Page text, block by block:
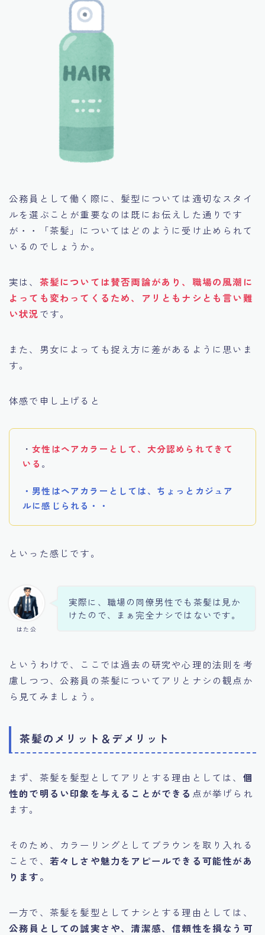
公務員として働く際に、髪型については適切なスタイ
ルを選ぶことが重要なのは既にお伝えした通りです
が・・「茶髪」についてはどのように受け止められて
いるのでしょうか。
実は、 茶髪については賛否両論があり、職場の風潮に
よっても変わってくるため、アリともナシとも言い難
い状況です。
また、男女によっても捉え方に差があるように思いま
す。
体感で申し上げると
・女性はヘアカラーとして、大分認められてきて
いる 。
・男性はヘアカラーとしては、ちょっとカジュア
ルに感じられる・・
といった感じです。
はた公
実際に、職場の同僚男性でも茶髪は見か
けたので、まぁ完全ナシではないです。
というわけで、ここでは過去の研究や心理的法則を考
慮しつつ、公務員の茶髪についてアリとナシの観点か
ら見てみましょう。
茶髪のメリット＆デメリット
まず、茶髪を髪型としてアリとする理由としては、 個
性的で明るい印象を与えることができる 点が挙げられ
ます。
そのため、カラーリングとしてブラウンを取り入れる
ことで、 若々しさや魅力をアピールできる可能性があ
ります。
一方で、茶髪を髪型としてナシとする理由としては、
公務員としての誠実さや、清潔感、信頼性を損なう可